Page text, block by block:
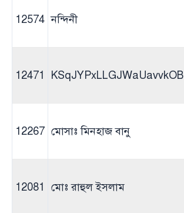
12574 নন্দিনী
12471 KSqJYPxLLGJWaUavvkOB
12267 মোসাঃ মিনহাজ বানু
12081 মোঃ রাহুল ইসলাম